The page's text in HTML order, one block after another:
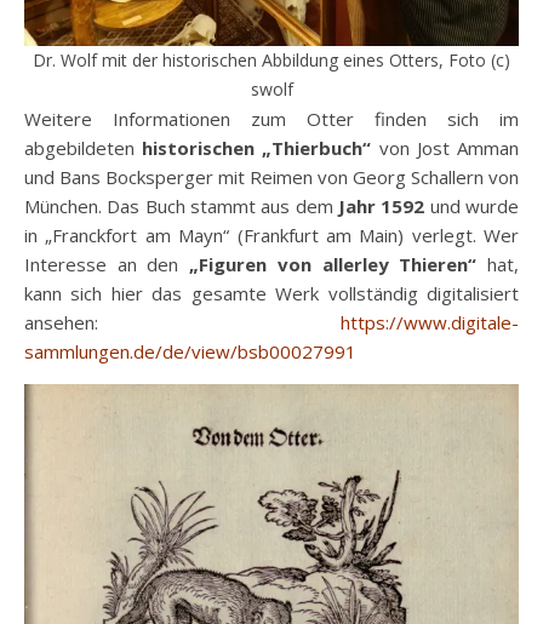
Dr. Wolf mit der historischen Abbildung eines Otters, Foto (c)
swolf
Weitere Informationen zum Otter finden sich im
abgebildeten historischen „Thierbuch“ von Jost Amman
und Bans Bocksperger mit Reimen von Georg Schallern von
München. Das Buch stammt aus dem Jahr 1592 und wurde
in „Franckfort am Mayn“ (Frankfurt am Main) verlegt. Wer
Interesse an den „Figuren von allerley Thieren“ hat,
kann sich hier das gesamte Werk vollständig digitalisiert
ansehen: https://www.digitale-
sammlungen.de/de/view/bsb00027991